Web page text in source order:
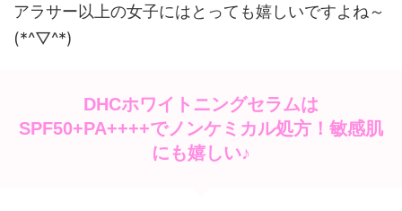
アラサー以上の女子にはとっても嬉しいですよね～
(*^▽^*)
DHCホワイトニングセラムは
SPF50+PA++++でノンケミカル処方！敏感肌
にも嬉しい♪